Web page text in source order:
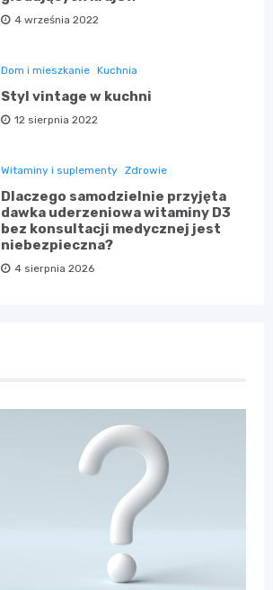
4 września 2022
Dom i mieszkanie Kuchnia
Styl vintage w kuchni
12 sierpnia 2022
Witaminy i suplementy Zdrowie
Dlaczego samodzielnie przyjęta
dawka uderzeniowa witaminy D3
bez konsultacji medycznej jest
niebezpieczna?
4 sierpnia 2026